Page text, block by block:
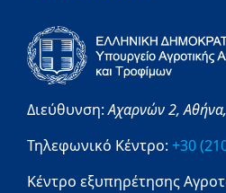
Διεύθυνση:Αχαρνών 2,Αθήνα,
Τηλεφωνικό Κέντρο: +30
Κέντρο εξυπηρέτησης